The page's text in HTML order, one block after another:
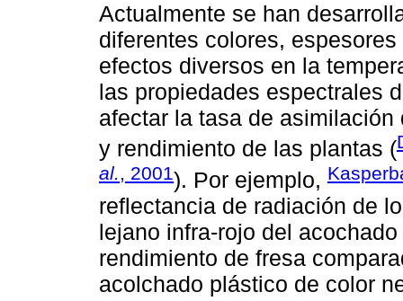
Actualmente se han
diferentes colores,
efectos diversos en la
las propiedades espectrales
afectar la tasa de
y rendimiento de las plantas (
al.
, 2001). Por ejemplo,
reflectancia de radiación de
lejano infra-rojo del
rendimiento de fresa
acolchado plástico de color